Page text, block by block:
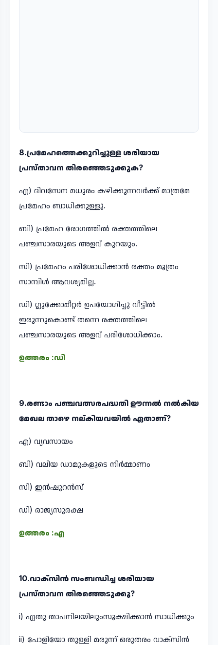
8.പ്രമേഹത്തെക്കുറിച്ചുള്ള ശരിയായ
പ്രസ്താവന തിരഞ്ഞെടുക്കുക?
എ) ദിവസേന മധുരം കഴിക്കുന്നവർക്ക് മാത്രമേ
പ്രമേഹം ബാധിക്കുള്ളൂ.
ബി) പ്രമേഹ രോഗത്തിൽ രക്തത്തിലെ
പഞ്ചസാരയുടെ അളവ് കുറയും.
സി) പ്രമേഹം പരിശോധിക്കാൻ രക്തം മൂത്രം
സാമ്പിൾ ആവശ്യമില്ല.
ഡി) ഗ്ലുക്കോമീറ്റർ ഉപയോഗിച്ചു വീട്ടിൽ
ഇരുന്നുകൊണ്ട് തന്നെ രക്തത്തിലെ
പഞ്ചസാരയുടെ അളവ് പരിശോധിക്കാം.
ഉത്തരം :ഡി
9.രണ്ടാം പഞ്ചവത്സരപദ്ധതി ഊന്നൽ നൽകിയ
മേഖല താഴെ നല്കിയവയിൽ ഏതാണ്?
എ) വ്യവസായം
ബി) വലിയ ഡാമുകളുടെ നിർമ്മാണം
സി) ഇൻഷുറൻസ്
ഡി) രാജ്യസുരക്ഷ
ഉത്തരം :എ
10.വാക്‌സിൻ സംബന്ധിച്ച ശരിയായ
പ്രസ്താവന തിരഞ്ഞെടുക്കൂ?
i) ഏതു താപനിലയിലുംസൂക്ഷിക്കാൻ സാധിക്കും
ii) പോളിയോ തുള്ളി മരുന്ന് ഒരുതരം വാക്‌സിൻ